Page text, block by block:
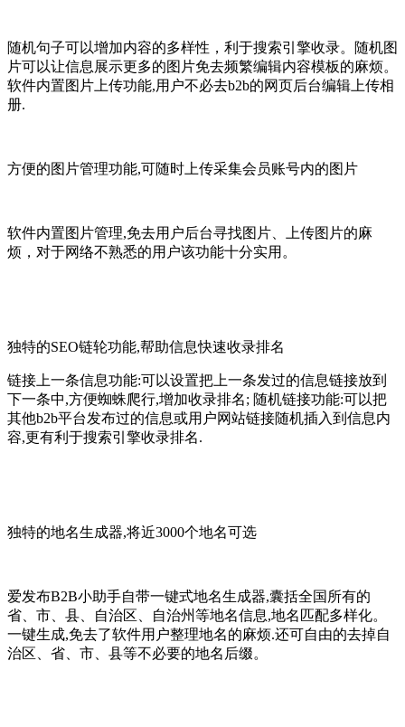
随机句子可以增加内容的多样性，利于搜索引擎收录。随机图
片可以让信息展示更多的图片免去频繁编辑内容模板的麻烦。
软件内置图片上传功能,用户不必去b2b的网页后台编辑上传相
册.
方便的图片管理功能,可随时上传采集会员账号内的图片
软件内置图片管理,免去用户后台寻找图片、上传图片的麻
烦，对于网络不熟悉的用户该功能十分实用。
独特的SEO链轮功能,帮助信息快速收录排名
链接上一条信息功能:可以设置把上一条发过的信息链接放到
下一条中,方便蜘蛛爬行,增加收录排名; 随机链接功能:可以把
其他b2b平台发布过的信息或用户网站链接随机插入到信息内
容,更有利于搜索引擎收录排名.
独特的地名生成器,将近3000个地名可选
爱发布B2B小助手自带一键式地名生成器,囊括全国所有的
省、市、县、自治区、自治州等地名信息,地名匹配多样化。
一键生成,免去了软件用户整理地名的麻烦.还可自由的去掉自
治区、省、市、县等不必要的地名后缀。